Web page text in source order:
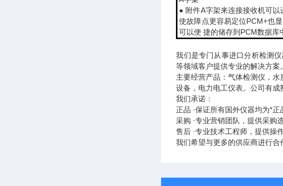
● 附件A字架来连接接收机可
使故障点更容易定位PCM+也
可以便 捷的储存到PCM数据库
我们是专门从事进口分析检测
等领域客户提供专业的解决方案。
主要经营产品：气体检测仪，
设备，电力电工仪表。公司有
我们承诺：
正品 ·保证所有国外仪器均为*正
采购 ·专业营销团队，提供采购
售后 ·专业技术工程师，提供操
我们希望与更多的供应商进行合